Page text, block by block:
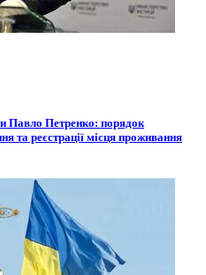
Павло Петренко: порядок
та реєстрації місця проживання